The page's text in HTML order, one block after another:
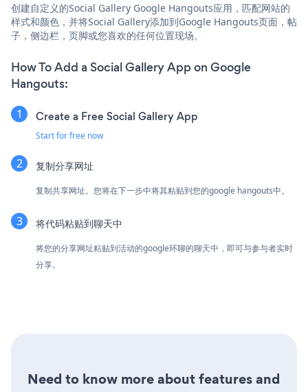
创建自定义的Social Gallery Google Hangouts应用，匹配网站的
样式和颜色，并将Social Gallery添加到Google Hangouts页面，帖
子，侧边栏，页脚或您喜欢的任何位置现场。
How To Add a Social Gallery App on Google
Hangouts:
Create a Free Social Gallery App
Start for free now
复制分享网址
复制共享网址。您将在下一步中将其粘贴到您的google hangouts中。
将代码粘贴到聊天中
将您的分享网址粘贴到活动的google环聊的聊天中，即可与参与者实时
分享。
Need to know more about features and